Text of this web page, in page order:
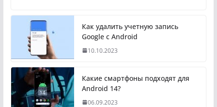
Как удалить учетную запись
Google с Android
10.10.2023
Какие смартфоны подходят для
Android 14?
06.09.2023